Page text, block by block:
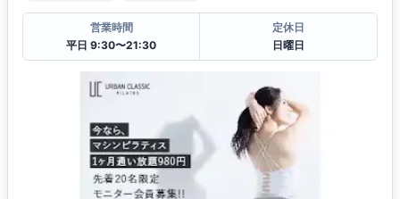
営業時間
平日 9:30〜21:30
定休日
日曜日